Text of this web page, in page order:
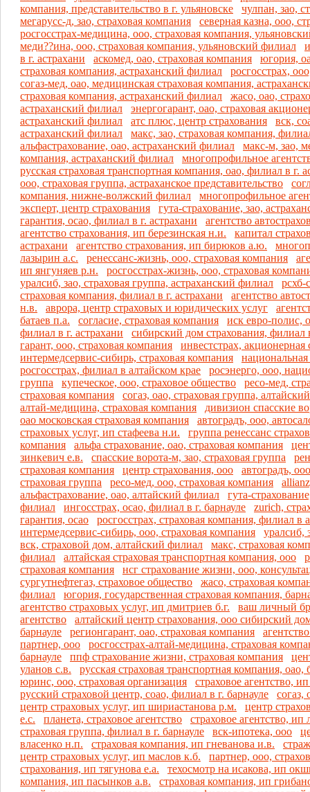
компания, представительство в г. ульяновске
чулпан, зао,
мегарусс-д, зао, страховая компания
северная казна, ооо,
росгосстрах-медицина, ооо, страховая компания,
меди??ина, ооо, страховая компания, ульяновский филиал
в г. астрахани
аскомед, оао, страховая компания
югория,
страховая компания, астраханский филиал
росгосстрах,
согаз-мед, оао, медицинская страховая компания,
страховая компания, астраханский филиал
жасо, оао,
астраханский филиал
энергогарант, оао, страховая
астраханский филиал
атс плюс, центр страхования
вск,
астраханский филиал
макс, зао, страховая компания,
альфастрахование, оао, астраханский филиал
макс-м, зао,
компания, астраханский филиал
многопрофильное
русская страховая транспортная компания, оао, филиал в г.
ооо, страховая группа, астраханское представительство
компания, нижне-волжский филиал
многопрофильное
эксперт, центр страхования
гута-страхование, зао,
гарантия, осао, филиал в г. астрахани
агентство
агентство страхования, ип березинская н.и.
капитал
астрахани
агентство страхования, ип бирюков а.ю.
лазырин а.с.
ренессанс-жизнь, ооо, страховая компания
ип янгуняев р.н.
росгосстрах-жизнь, ооо, страховая
уралсиб, зао, страховая группа, астраханский филиал
рсхб-
страховая компания, филиал в г. астрахани
агентство
н.в.
аврора, центр страховых и юридических услуг
батаев п.а.
согласие, страховая компания
иск евро-полис,
филиал в г. астрахани
сибирский дом страхования, филиал
гарант, ооо, страховая компания
инвестстрах, акционерная
интермедсервис-сибирь, страховая компания
национальная
росгосстрах, филиал в алтайском крае
росэнерго, ооо,
группа
купеческое, ооо, страховое общество
ресо-мед,
страховая компания
согаз, оао, страховая группа,
алтай-медицина, страховая компания
дивизион спасские
оао московская страховая компания
автоградъ, ооо,
страховых услуг, ип стафеева н.и.
группа ренессанс
компания
альфа страхование, оао, страховая компания
зинкевич е.в.
спасские ворота-м, зао, страховая группа
страховая компания
центр страхования, ооо
автоградъ,
страховая группа
ресо-мед, ооо, страховая компания
альфастрахование, оао, алтайский филиал
гута-
филиал
ингосстрах, осао, филиал в г. барнауле
zurich,
гарантия, осао
росгосстрах, страховая компания, филиал в
интермедсервис-сибирь, ооо, страховая компания
уралсиб,
вск, страховой дом, алтайский филиал
макс, страховая
филиал
алтайская страховая транспортная компания, ооо
страховая компания
нсг страхование жизни, ооо,
сургутнефтегаз, страховое общество
жасо, страховая
филиал
югория, государственная страховая компания,
агентство страховых услуг, ип дмитриев б.г.
ваш личный
агентство
алтайский центр страхования, ооо сибирский
барнауле
регионгарант, оао, страховая компания
партнер, ооо
росгосстрах-алтай-медицина, страховая
барнауле
ппф страхование жизни, страховая компания
уланов с.в.
русская страховая транспортная компания,
юринс, ооо, страховая организация
страховое агентство,
русский страховой центр, соао, филиал в г. барнауле
согаз,
центр страховых услуг, ип шириастанова р.м.
центр
е.с.
планета, страховое агентство
страховое агентство, ип
страховая группа, филиал в г. барнауле
вск-ипотека, ооо
власенко н.п.
страховая компания, ип гневанова и.в.
центр страховых услуг, ип маслов к.б.
партнер, ооо,
страхования, ип тягунова е.а.
техосмотр на исакова, ип
компания, ип пасынков а.в.
страховая компания, ип